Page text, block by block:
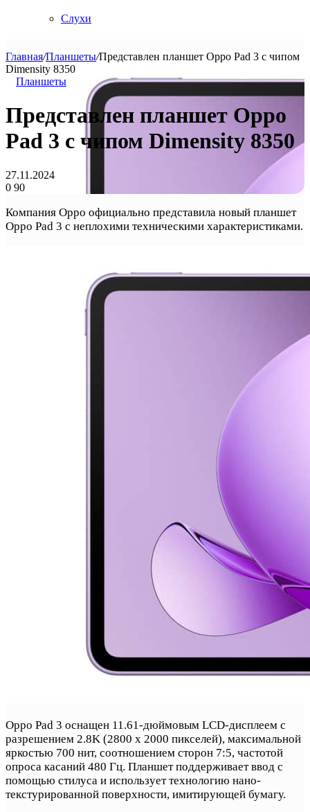
Слухи
Главная/Планшеты/Представлен планшет Oppo Pad 3 с чипом
Dimensity 8350
Планшеты
Представлен планшет Oppo
Pad 3 с чипом Dimensity 8350
27.11.2024
0 90
Компания Oppo официально представила новый планшет
Oppo Pad 3 с неплохими техническими характеристиками.
Oppo Pad 3 оснащен 11.61-дюймовым LCD-дисплеем с
разрешением 2.8K (2800 x 2000 пикселей), максимальной
яркостью 700 нит, соотношением сторон 7:5, частотой
опроса касаний 480 Гц. Планшет поддерживает ввод с
помощью стилуса и использует технологию нано-
текстурированной поверхности, имитирующей бумагу.